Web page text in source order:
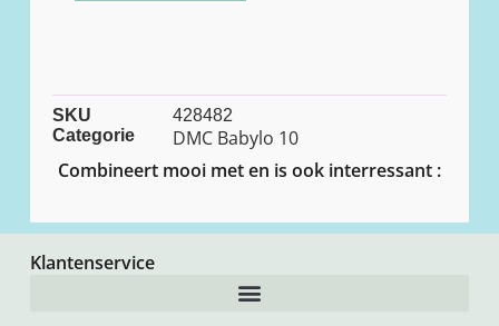
SKU
428482
Categorie
DMC Babylo 10
Combineert mooi met en is ook interressant :
Klantenservice